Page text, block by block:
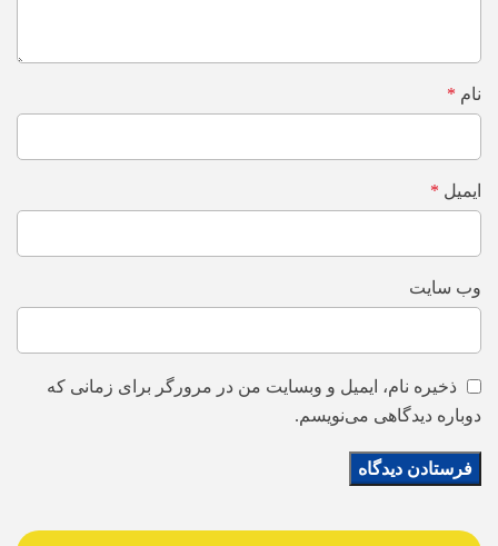
نام *
ایمیل *
وب‌ سایت
ذخیره نام، ایمیل و وبسایت من در مرورگر برای زمانی که
دوباره دیدگاهی می‌نویسم.